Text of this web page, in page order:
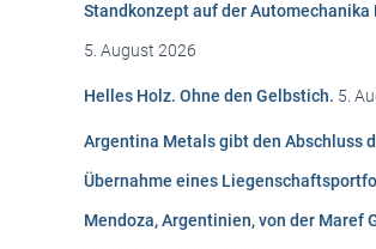
Standkonzept auf der Automechanika
5. August 2026
Helles Holz. Ohne den Gelbstich. 5.
Argentina Metals gibt den Abschluss
Übernahme eines
Mendoza, Argentinien, von der Maref